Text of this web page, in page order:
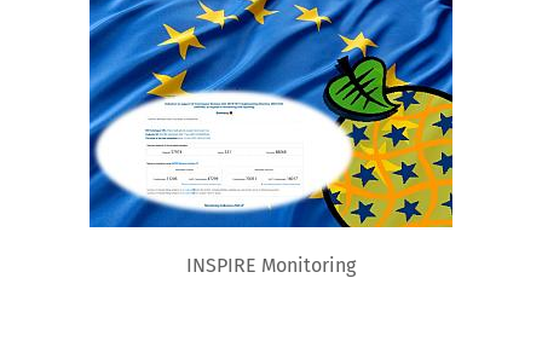
INSPIRE Monitoring